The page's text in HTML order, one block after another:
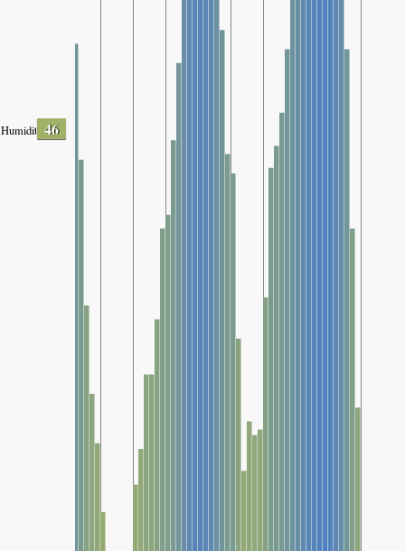
Humidity 46